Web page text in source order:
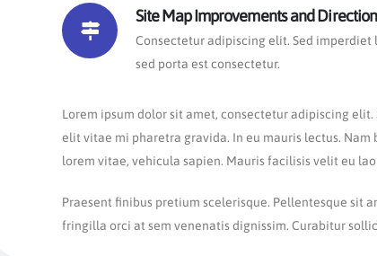
Site Map Improvements and
Consectetur adipiscing elit. Sed imperdiet
sed porta est consectetur.
Lorem ipsum dolor sit amet, consectetur adipiscing
elit vitae mi pharetra gravida. In eu mauris lectus.
lorem vitae, vehicula sapien. Mauris facilisis velit eu
Praesent finibus pretium scelerisque. Pellentesque sit
fringilla orci at sem venenatis dignissim. Curabitur